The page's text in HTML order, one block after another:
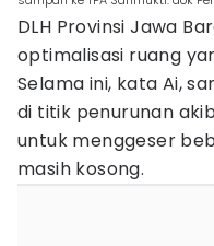
DLH Provinsi Jawa
optimalisasi ruang
Selama ini, kata Ai,
di titik penurunan
untuk menggeser
masih kosong.